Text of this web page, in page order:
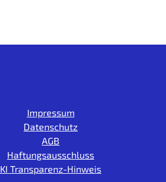
Impressum
Datenschutz
AGB
Haftungsausschluss
KI Transparenz-Hinweis